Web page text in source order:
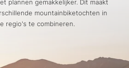
plannen gemakkelijker. Dit maakt
mountainbiketochten in
regio's te combineren.